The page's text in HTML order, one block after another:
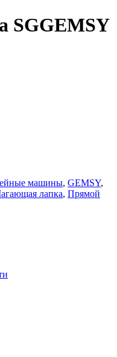
SGGEMSY
машины, GEMSY,
лапка, Прямой